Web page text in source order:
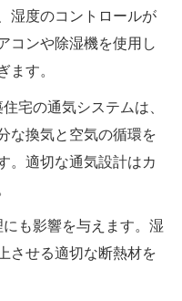
湿度のコントロールが
コンや除湿機を使用し
ます。
住宅の通気システムは、
な換気と空気の循環を
。適切な通気設計はカ
も影響を与えます。湿
させる適切な断熱材を